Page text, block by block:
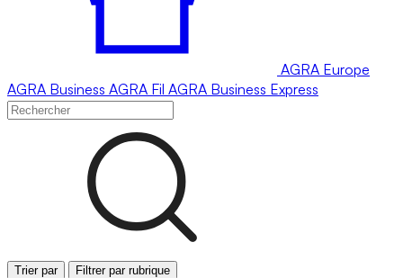
AGRA Europe
AGRA Business AGRA Fil AGRA Business Express
Trier par Filtrer par rubrique